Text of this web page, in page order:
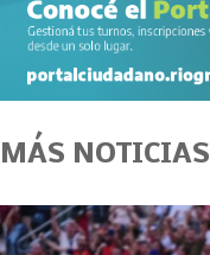
MÁS NOTICIAS